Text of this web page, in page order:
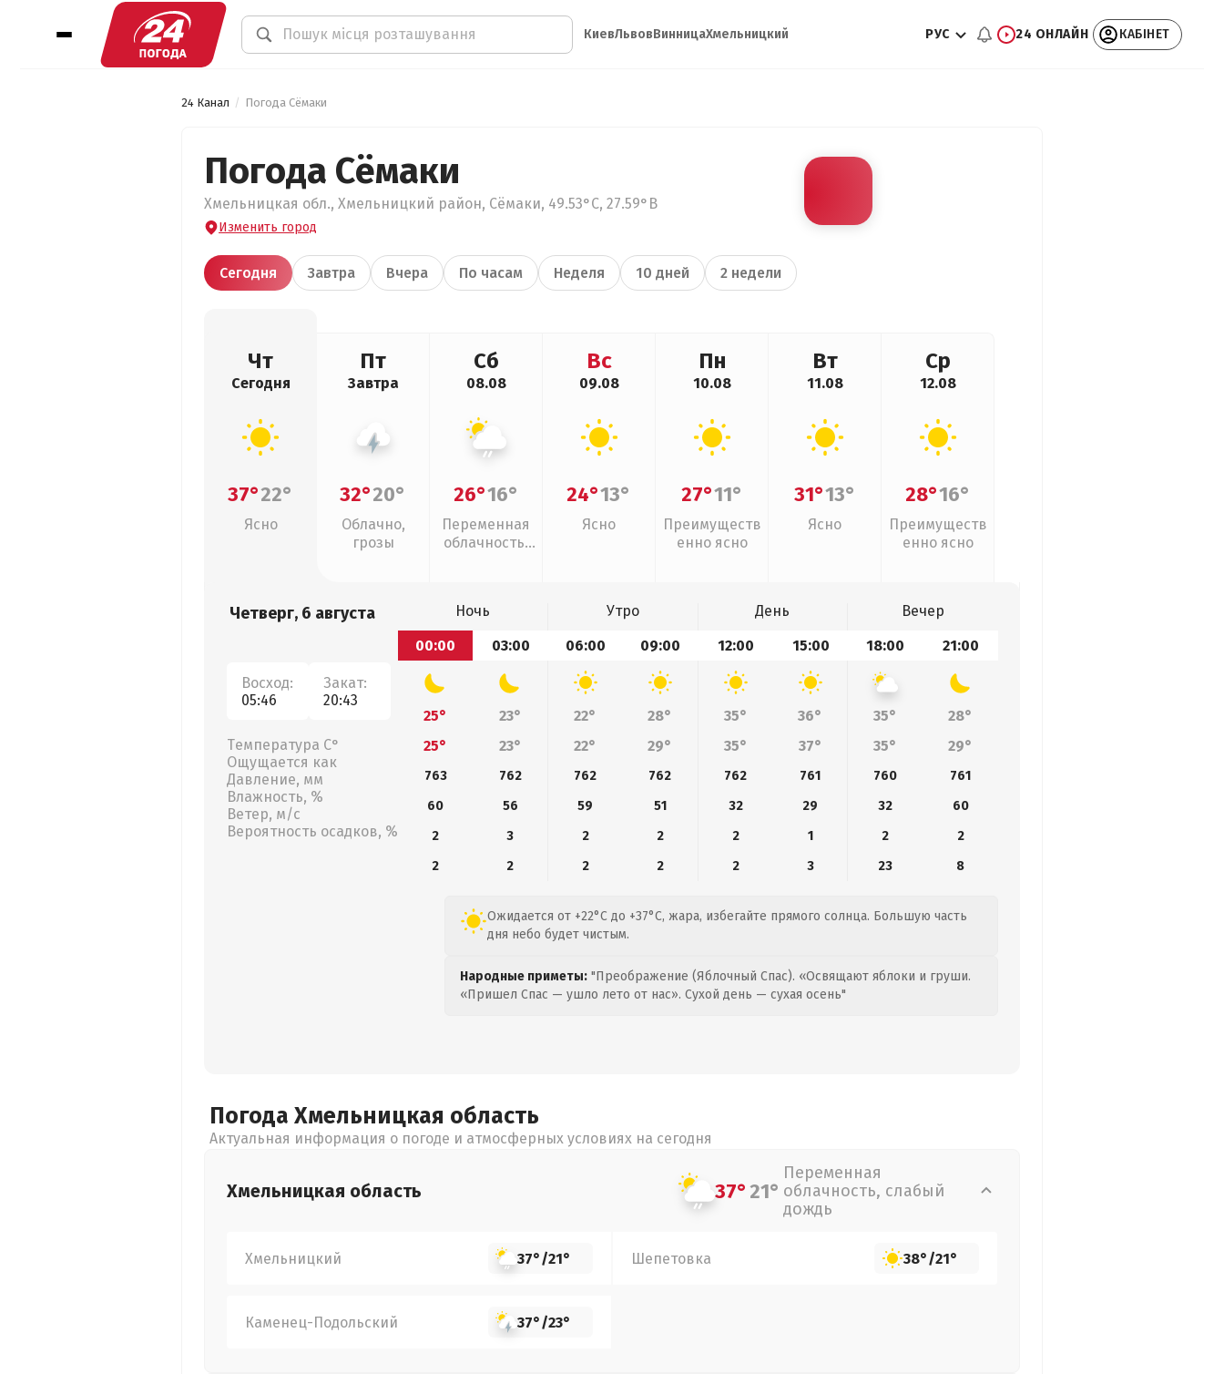
КиевЛьвовВинницаХмельницкий РУС 24 ОНЛАЙН КАБІНЕТ
24 Канал Погода Сёмаки
Погода Сёмаки
Хмельницкая обл., Хмельницкий район, Сёмаки, 49.53°С, 27.59°В
Изменить город
Сегодня Завтра Вчера По часам Неделя 10 дней 2 недели
Чт
Сегодня
37°22°
Ясно
Пт
Завтра
32°20°
Облачно,
грозы
Сб
08.08
26°16°
Переменная
облачность,
Вс
09.08
24°13°
Ясно
Пн
10.08
27°11°
Преимуществ
енно ясно
Вт
11.08
31°13°
Ясно
Ср
12.08
28°16°
Преимуществ
енно ясно
Четверг, 6 августа
Восход:
05:46
Закат:
20:43
Температура С°
Ощущается как
Давление, мм
Влажность, %
Ветер, м/с
Вероятность осадков, %
Ночь Утро День
Вечер
00:00
03:00 06:00 09:00 12:00 15:00 18:00 21:00
25° 23° 22° 28° 35° 36° 35°
28°
25°
23° 22° 29° 35° 37° 35° 29°
763 762 762 762 762 761 760
761
60
56 59 51 32 29 32
60
2
3 2 2 2 1 2
2
2
2 2 2 2 3 23 8
Ожидается от +22°C до +37°C, жара, избегайте прямого солнца. Большую часть
дня небо будет чистым.
Народные приметы: "Преображение (Яблочный Спас). «Освящают яблоки и груши.
«Пришел Спас — ушло лето от нас». Сухой день — сухая осень"
Погода Хмельницкая область
Актуальная информация о погоде и атмосферных условиях на сегодня
Хмельницкая область 37°21°
Переменная
облачность, слабый
дождь
Хмельницкий 37°/21° Шепетовка 38°/21°
Каменец-Подольский 37°/23°